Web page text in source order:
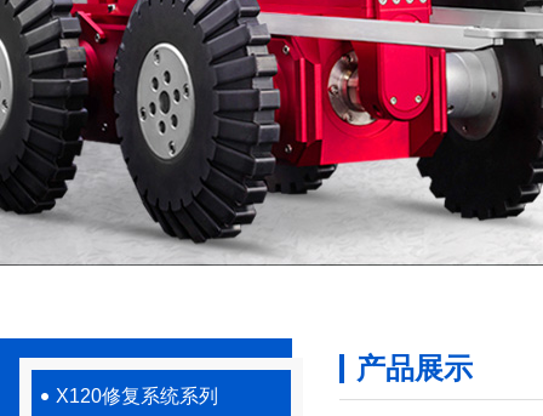
X120修复系统系列
产品展示